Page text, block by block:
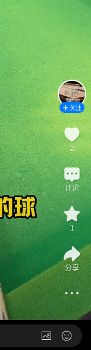
关注
2
评论
1
分享